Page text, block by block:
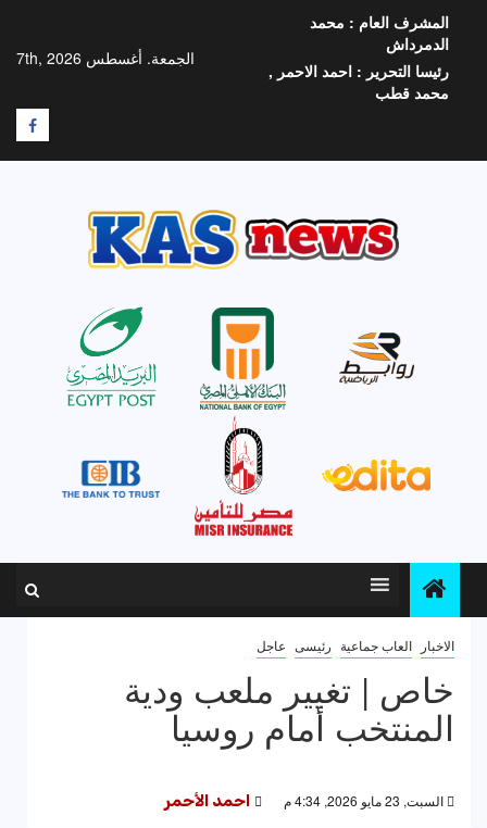
المحتوى
الجمعة. أغسطس 7th, 2026
المشرف العام : محمد
الدمرداش
رئيسا التحرير : احمد الاحمر ,
محمد قطب
F
الاخبار العاب جماعية رئيسى عاجل
خاص | تغيير ملعب ودية
المنتخب أمام روسيا
السبت, 23 مايو 2026, 4:34 م احمد الأحمر